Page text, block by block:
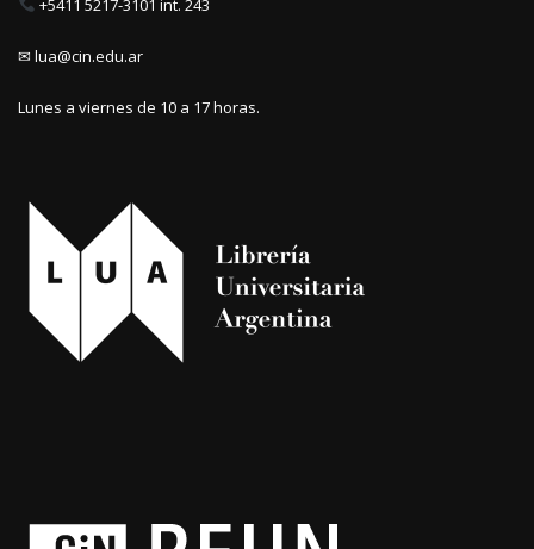
+5411 5217-3101 int. 243
✉ lua@cin.edu.ar
Lunes a viernes de 10 a 17 horas.